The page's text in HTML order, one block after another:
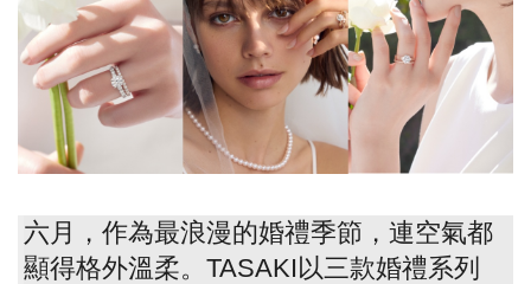
六月，作為最浪漫的婚禮季節，連空氣都
顯得格外溫柔。TASAKI以三款婚禮系列